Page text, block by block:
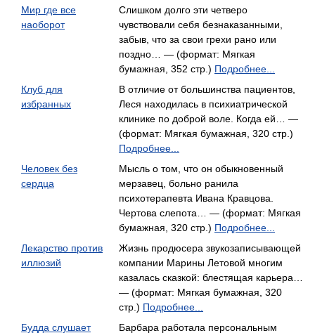
Мир где все
наоборот
Слишком долго эти четверо
чувствовали себя безнаказанными,
забыв, что за свои грехи рано или
поздно… — (формат: Мягкая
бумажная, 352 стр.) Подробнее...
Клуб для
избранных
В отличие от большинства пациентов,
Леся находилась в психиатрической
клинике по доброй воле. Когда ей… —
(формат: Мягкая бумажная, 320 стр.)
Подробнее...
Человек без
сердца
Мысль о том, что он обыкновенный
мерзавец, больно ранила
психотерапевта Ивана Кравцова.
Чертова слепота… — (формат: Мягкая
бумажная, 320 стр.) Подробнее...
Лекарство против
иллюзий
Жизнь продюсера звукозаписывающей
компании Марины Летовой многим
казалась сказкой: блестящая карьера…
— (формат: Мягкая бумажная, 320
стр.) Подробнее...
Будда слушает
Барбара работала персональным